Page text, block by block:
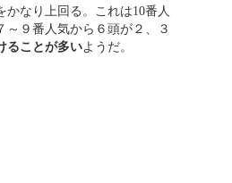
かなり上回る。これは10番人
９番人気から６頭が２、３
ることが多いようだ。